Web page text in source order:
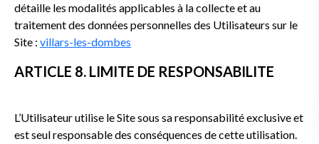
détaille les modalités applicables à la collecte et au
traitement des données personnelles des Utilisateurs sur le
Site : villars-les-dombes
ARTICLE 8. LIMITE DE RESPONSABILITE
L’Utilisateur utilise le Site sous sa responsabilité exclusive et
est seul responsable des conséquences de cette utilisation.